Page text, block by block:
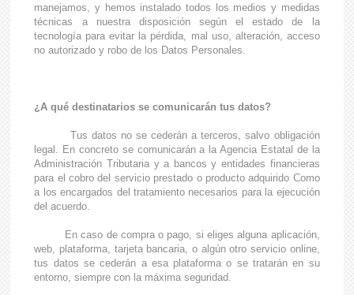
manejamos, y hemos instalado todos los medios y medidas
técnicas a nuestra disposición según el estado de la
tecnología para evitar la pérdida, mal uso, alteración, acceso
no autorizado y robo de los Datos Personales.
¿A qué destinatarios se comunicarán tus datos?
Tus datos no se cederán a terceros, salvo obligación
legal. En concreto se comunicarán a la Agencia Estatal de la
Administración Tributaria y a bancos y entidades financieras
para el cobro del servicio prestado o producto adquirido Como
a los encargados del tratamiento necesarios para la ejecución
del acuerdo.
En caso de compra o pago, si eliges alguna aplicación,
web, plataforma, tarjeta bancaria, o algún otro servicio online,
tus datos se cederán a esa plataforma o se tratarán en su
entorno, siempre con la máxima seguridad.